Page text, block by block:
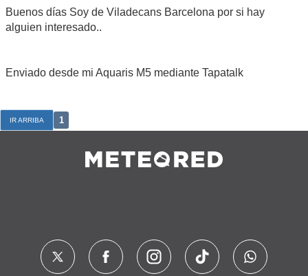
Buenos días Soy de Viladecans Barcelona por si hay
alguien interesado..
Enviado desde mi Aquaris M5 mediante Tapatalk
IR ARRIBA 1